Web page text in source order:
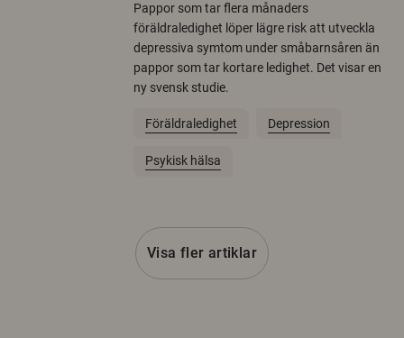
Pappor som tar flera månaders
föräldraledighet löper lägre risk att utveckla
depressiva symtom under småbarnsåren än
pappor som tar kortare ledighet. Det visar en
ny svensk studie.
Föräldraledighet Depression
Psykisk hälsa
Visa fler artiklar